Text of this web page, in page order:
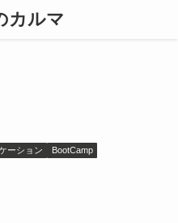
カルマ
ーション
BootCamp